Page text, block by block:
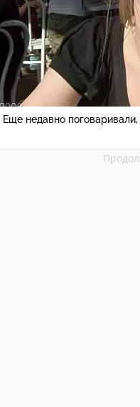
Еще недавно